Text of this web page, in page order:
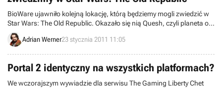
BioWare ujawniło kolejną lokację, którą będziemy mogli zwiedzić w
Star Wars: The Old Republic. Okazało się nią Quesh, czyli planeta o
środowisku pełnym toksycznych chemikaliów, które niosą śmierć
większości żywych istot, ale jednocześnie mogą służyć do produkcji
Adrian Werner23 stycznia 2011 11:05
Portal 2 identyczny na wszystkich platformach?
We wczorajszym wywiadzie dla serwisu The Gaming Liberty Chet